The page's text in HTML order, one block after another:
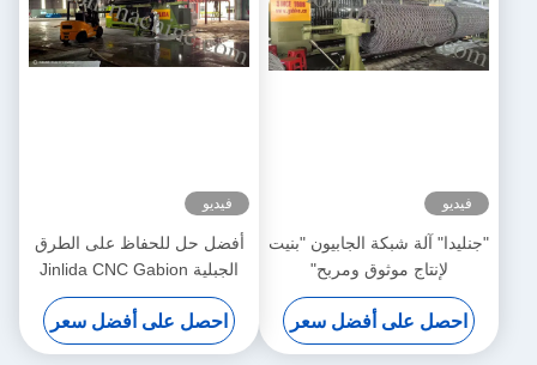
فيديو
"جنليدا" آلة شبكة الجابيون "بنيت
لإنتاج موثوق ومربح"
احصل على أفضل سعر
فيديو
أفضل حل للحفاظ على الطرق
الجبلية Jinlida CNC Gabion
Machine يدعم مشاريع حماية
المنحدرات العالمية
احصل على أفضل سعر